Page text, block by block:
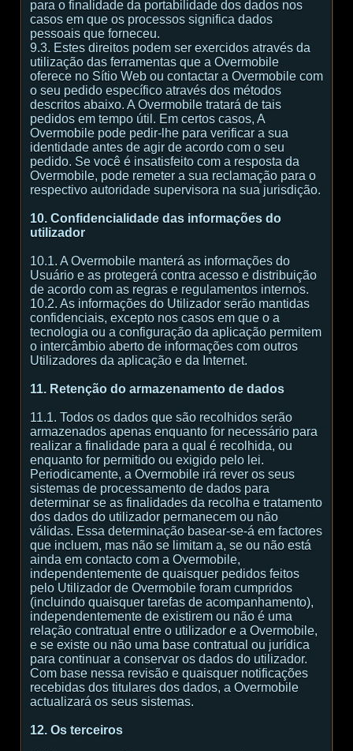
para o finalidade da portabilidade dos dados nos
casos em que os processos significa dados
pessoais que forneceu.
9.3. Estes direitos podem ser exercidos através da
utilização das ferramentas que a Overmobile
oferece no Sítio Web ou contactar a Overmobile com
o seu pedido específico através dos métodos
descritos abaixo. A Overmobile tratará de tais
pedidos em tempo útil. Em certos casos, A
Overmobile pode pedir-lhe para verificar a sua
identidade antes de agir de acordo com o seu
pedido. Se você é insatisfeito com a resposta da
Overmobile, pode remeter a sua reclamação para o
respectivo autoridade supervisora na sua jurisdição.
10. Confidencialidade das informações do
utilizador
10.1. A Overmobile manterá as informações do
Usuário e as protegerá contra acesso e distribuição
de acordo com as regras e regulamentos internos.
10.2. As informações do Utilizador serão mantidas
confidenciais, excepto nos casos em que o a
tecnologia ou a configuração da aplicação permitem
o intercâmbio aberto de informações com outros
Utilizadores da aplicação e da Internet.
11. Retenção do armazenamento de dados
11.1. Todos os dados que são recolhidos serão
armazenados apenas enquanto for necessário para
realizar a finalidade para a qual é recolhida, ou
enquanto for permitido ou exigido pelo lei.
Periodicamente, a Overmobile irá rever os seus
sistemas de processamento de dados para
determinar se as finalidades da recolha e tratamento
dos dados do utilizador permanecem ou não
válidas. Essa determinação basear-se-á em factores
que incluem, mas não se limitam a, se ou não está
ainda em contacto com a Overmobile,
independentemente de quaisquer pedidos feitos
pelo Utilizador de Overmobile foram cumpridos
(incluindo quaisquer tarefas de acompanhamento),
independentemente de existirem ou não é uma
relação contratual entre o utilizador e a Overmobile,
e se existe ou não uma base contratual ou jurídica
para continuar a conservar os dados do utilizador.
Com base nessa revisão e quaisquer notificações
recebidas dos titulares dos dados, a Overmobile
actualizará os seus sistemas.
12. Os terceiros